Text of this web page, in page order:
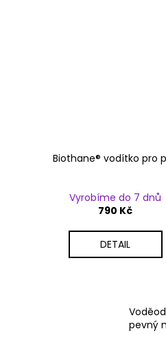
Biothane® vodítko pro
Vyrobíme do 7 dnů
790 Kč
DETAIL
pevný